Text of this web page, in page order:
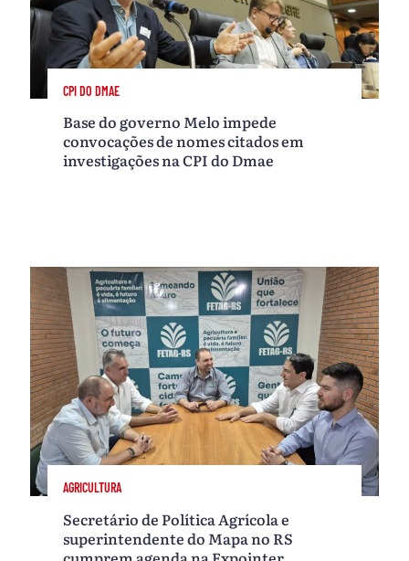
CPI DO DMAE
Base do governo Melo impede
convocações de nomes citados em
investigações na CPI do Dmae
AGRICULTURA
Secretário de Política Agrícola e
superintendente do Mapa no RS